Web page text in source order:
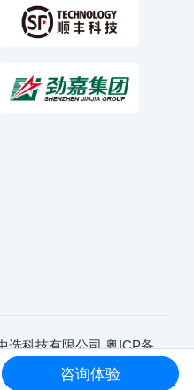
选科技有限公司粤ICP备
号
咨询体验